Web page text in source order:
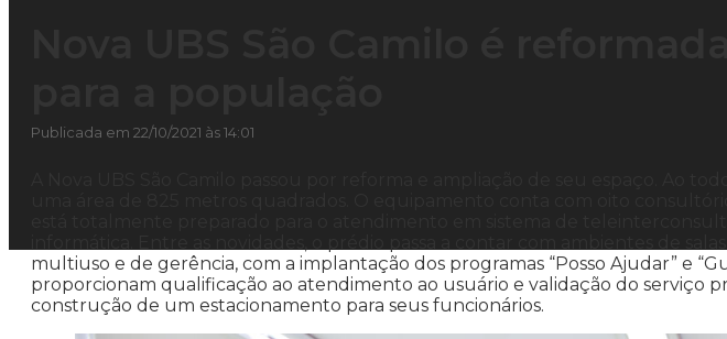
Publicada em 22/10/2021 às 14:01
multiuso e de gerência, com a implantação dos programas “Posso Ajudar” e
proporcionam qualificação ao atendimento ao usuário e validação do serviço
construção de um estacionamento para seus funcionários.